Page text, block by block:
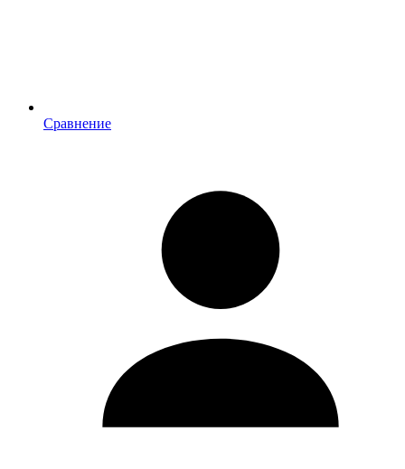
Сравнение